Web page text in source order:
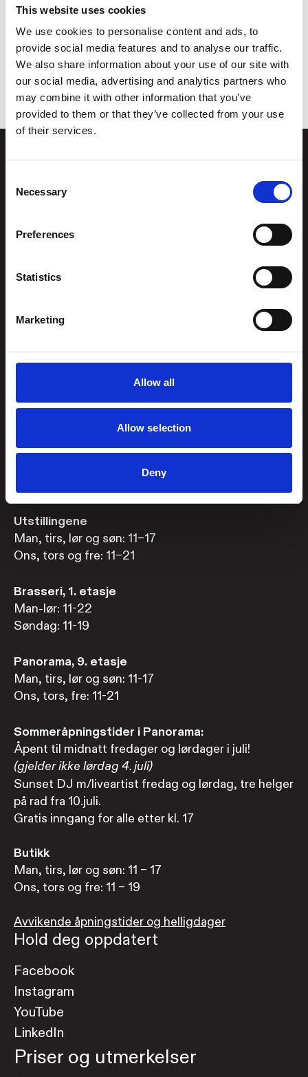
This website uses cookies
We use cookies to personalise content and ads, to
provide social media features and to analyse our traffic.
We also share information about your use of our site with
our social media, advertising and analytics partners who
may combine it with other information that you’ve
provided to them or that they’ve collected from your use
of their services.
Selection
Necessary
Preferences
Statistics
Marketing
Allow all
Allow selection
Deny
Nevnte vi at det er gratis wifi og stikkkontakter? Føl
deg som hjemme.
Stiftelsen
Kunstsilo
Sjølystveien 8,
+47 38 07 49 00
Booke bord i Brasseri?
Book bord hereller
Postadresse
976 215
Utstillingene
Man, tirs, lør og søn: 11–17
Ons, tors og fre: 11–21
Brasseri, 1. etasje
Man-lør: 11-22
Søndag: 11-19
Panorama, 9. etasje
Man, tirs, lør og søn: 11-17
Ons, tors, fre: 11-21
Sommeråpningstider i Panorama:
Åpent til midnatt fredager og lørdager i juli!
(gjelder ikke lørdag 4. juli)
Sunset DJ m/liveartist fredag og lørdag, tre helger
på rad fra 10.juli.
Gratis inngang for alle etter kl. 17
Butikk
Man, tirs, lør og søn: 11 – 17
Ons, tors og fre: 11 – 19
Avvikende åpningstider og helligdager
Hold deg oppdatert
Facebook
Instagram
YouTube
LinkedIn
Priser og utmerkelser